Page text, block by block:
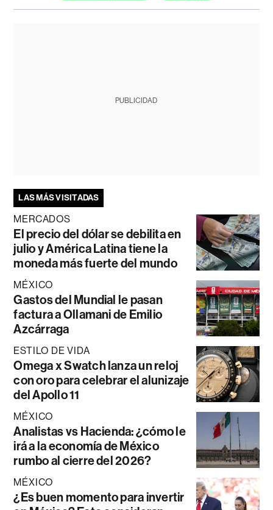
PUBLICIDAD
LAS MÁS VISITADAS
MERCADOS
El precio del dólar se debilita en
julio y América Latina tiene la
moneda más fuerte del mundo
MÉXICO
Gastos del Mundial le pasan
factura a Ollamani de Emilio
Azcárraga
ESTILO DE VIDA
Omega x Swatch lanza un reloj
con oro para celebrar el alunizaje
del Apollo 11
MÉXICO
Analistas vs Hacienda: ¿cómo le
irá a la economía de México
rumbo al cierre del 2026?
MÉXICO
¿Es buen momento para invertir